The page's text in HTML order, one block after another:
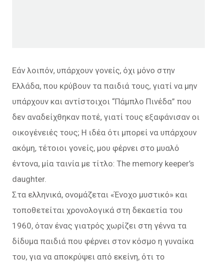
Εάν λοιπόν, υπάρχουν γονείς, όχι μόνο στην
Ελλάδα, που κρύβουν τα παιδιά τους, γιατί να μην
υπάρχουν και αντίστοιχοι “Πάμπλο Πινέδα” που
δεν αναδείχθηκαν ποτέ, γιατί τους εξαφάνισαν οι
οικογένειές τους; Η ιδέα ότι μπορεί να υπάρχουν
ακόμη, τέτοιοι γονείς, μου φέρνει στο μυαλό
έντονα, μία ταινία με τίτλο: The memory keeper’s
daughter.
Στα ελληνικά, ονομάζεται «Ένοχο μυστικό» και
τοποθετείται χρονολογικά στη δεκαετία του
1960, όταν ένας γιατρός χωρίζει στη γέννα τα
δίδυμα παιδιά που φέρνει στον κόσμο η γυναίκα
του, για να αποκρύψει από εκείνη, ότι το